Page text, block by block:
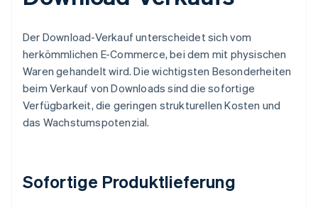
Der Download-Verkauf unterscheidet sich vom
herkömmlichen E-Commerce, bei dem mit physischen
Waren gehandelt wird. Die wichtigsten Besonderheiten
beim Verkauf von Downloads sind die sofortige
Verfügbarkeit, die geringen strukturellen Kosten und
das Wachstumspotenzial.
Sofortige Produktlieferung